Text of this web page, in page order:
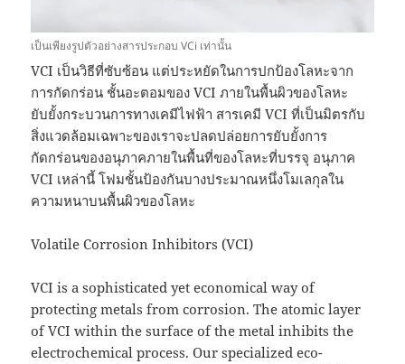
เป็นเพียงรูปตัวอย่างสารประกอบ VCi เท่านั้น
VCI เป็นวิธีที่ซับซ้อน แต่ประหยัดในการปกป้องโลหะจาก
การกัดกร่อน ชั้นอะตอมของ VCI ภายในพื้นผิวของโลหะ
ยับยั้งกระบวนการทางเคมีไฟฟ้า สารเคมี VCI ที่เป็นมิตรกับ
สิ่งแวดล้อมเฉพาะของเราจะปลดปล่อยการยับยั้งการ
กัดกร่อนของอนุภาคภายในพื้นที่ของโลหะที่บรรจุ อนุภาค
VCI เหล่านี้ โฟมชั้นป้องกันบางประมาณหนึ่งโมเลกุลใน
ความหนาบนพื้นผิวของโลหะ
Volatile Corrosion Inhibitors (VCI)
VCI is a sophisticated yet economical way of
protecting metals from corrosion. The atomic layer
of VCI within the surface of the metal inhibits the
electrochemical process. Our specialized eco-